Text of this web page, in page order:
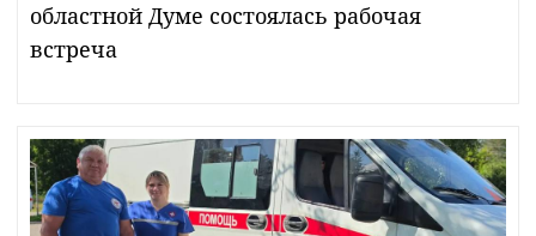
областной Думе состоялась рабочая
встреча